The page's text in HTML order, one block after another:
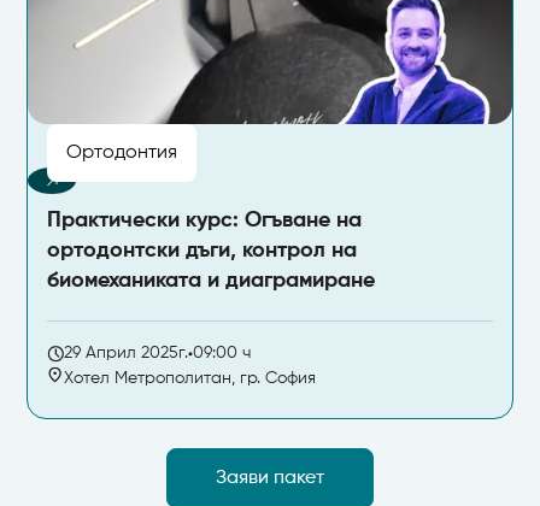
Ортодонтия
Практически курс: Огъване на
ортодонтски дъги, контрол на
биомеханиката и диаграмиране
29 Април 2025г. 09:00 ч
Хотел Метрополитан, гр. София
Заяви пакет